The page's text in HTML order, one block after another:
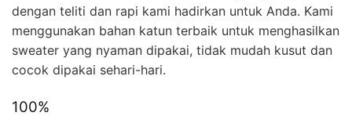
dengan teliti dan rapi kami hadirkan untuk Anda. Kami
menggunakan bahan katun terbaik untuk menghasilkan
sweater yang nyaman dipakai, tidak mudah kusut dan
cocok dipakai sehari-hari.
100%